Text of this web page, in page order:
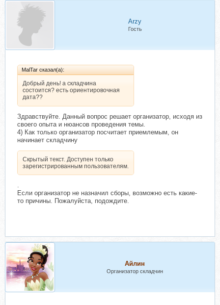
Arzy
Гость
MalTar сказал(а):
Добрый день! а складчина
состоится? есть ориентировочная
дата??
Здравствуйте. Данный вопрос решает организатор, исходя из
своего опыта и нюансов проведения темы.
4) Как только организатор посчитает приемлемым, он
начинает складчину
Скрытый текст. Доступен только
зарегистрированным пользователям.
Если организатор не назначил сборы, возможно есть какие-
то причины. Пожалуйста, подождите.
Айлин
Организатор складчин